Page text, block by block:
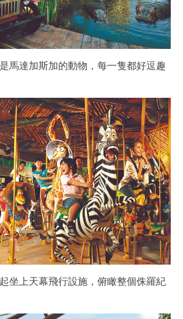
馬達加斯加的動物，每一隻都好逗趣
坐上天幕飛行設施，俯瞰整個侏羅紀